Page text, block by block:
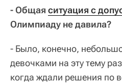
- Общая ситуация с
Олимпиаду не давила?
- Было, конечно,
девочками на эту тему
когда ждали решения по